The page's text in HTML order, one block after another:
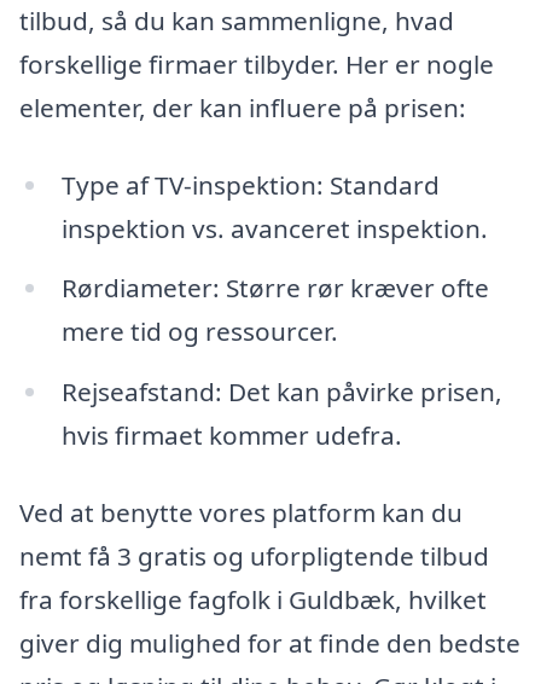
tilbud, så du kan sammenligne, hvad
forskellige firmaer tilbyder. Her er nogle
elementer, der kan influere på prisen:
Type af TV-inspektion: Standard
inspektion vs. avanceret inspektion.
Rørdiameter: Større rør kræver ofte
mere tid og ressourcer.
Rejseafstand: Det kan påvirke prisen,
hvis firmaet kommer udefra.
Ved at benytte vores platform kan du
nemt få 3 gratis og uforpligtende tilbud
fra forskellige fagfolk i Guldbæk, hvilket
giver dig mulighed for at finde den bedste